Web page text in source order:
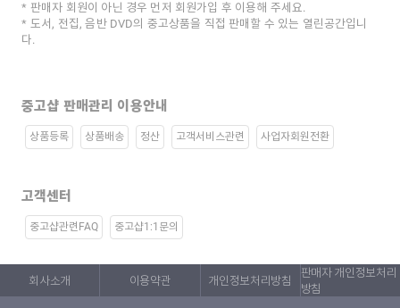
판매자 회원이 아닌 경우 먼저 회원가입 후 이용해 주세요.
도서, 전집, 음반 DVD의 중고상품을 직접 판매할 수 있는 열린공간입니
다.
중고샵 판매관리 이용안내
상품등록 상품배송 정산 고객서비스관련 사업자회원전환
고객센터
중고샵관련FAQ 중고샵1:1문의
회사소개 이용약관 개인정보처리방침
판매자 개인정보처리
방침